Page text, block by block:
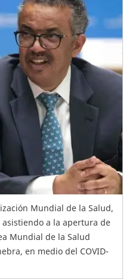
Mundial de la Salud,
a la apertura de
Mundial de la Salud
en medio del COVID-